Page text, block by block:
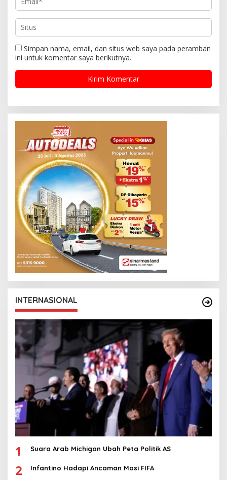
Simpan nama, email, dan situs web saya pada peramban
ini untuk komentar saya berikutnya.
INTERNASIONAL
1 Suara Arab Michigan Ubah Peta Politik AS
2 Infantino Hadapi Ancaman Mosi FIFA